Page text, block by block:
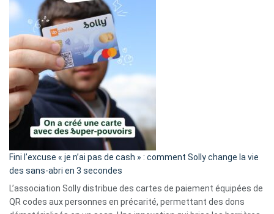
Fini l’excuse « je n’ai pas de cash » : comment Solly change la vie
des sans-abri en 3 secondes
L’association Solly distribue des cartes de paiement équipées de
QR codes aux personnes en précarité, permettant des dons